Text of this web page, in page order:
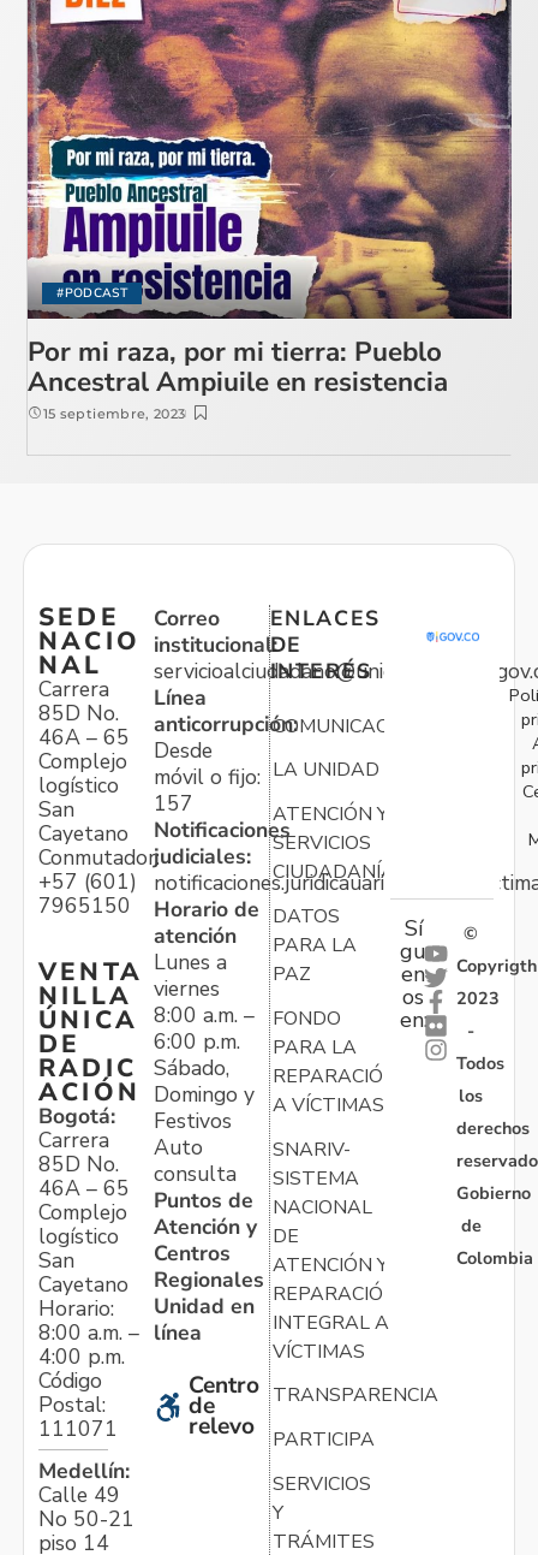
#PODCAST
Por mi raza, por mi tierra: Pueblo
Ancestral Ampiuile en resistencia
15 septiembre, 2023
SEDE
NACIO
NAL
Carrera
85D No.
46A – 65
Complejo
logístico
San
Cayetano
Conmutador:
+57 (601)
7965150
VENTA
NILLA
ÚNICA
DE
RADIC
ACIÓN
Bogotá:
Carrera
85D No.
46A – 65
Complejo
logístico
San
Cayetano
Horario:
8:00 a.m. –
4:00 p.m.
Código
Postal:
111071
Medellín:
Calle 49
No 50-21
piso 14
Correo
institucional:
Línea
anticorrupción:
Desde
móvil o fijo:
157
Notificaciones
judiciales:
Horario de
atención
Lunes a
viernes
8:00 a.m. –
6:00 p.m.
Sábado,
Domingo y
Festivos
Auto
consulta
Puntos de
Atención y
Centros
Regionales
Unidad en
línea
Centro
de
relevo
ENLACES
DE
INTERÉS
COMUNICACIONES
LA UNIDAD
ATENCIÓN Y
SERVICIOS
CIUDADANÍA
DATOS
PARA LA
PAZ
FONDO
PARA LA
REPARACIÓN
A VÍCTIMAS
SNARIV-
SISTEMA
NACIONAL
DE
ATENCIÓN Y
REPARACIÓN
INTEGRAL A
VÍCTIMAS
TRANSPARENCIA
PARTICIPA
SERVICIOS
Y
TRÁMITES
Sí
gu
en
os
en:
©
Copyrigth
2023
-
Todos
los
derechos
Gobierno
de
Colombia